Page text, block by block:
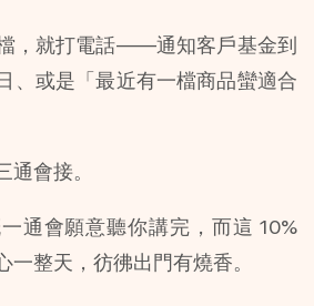
，就打電話——通知客戶基金到
、或是「最近有一檔商品蠻適合
會接。
通會願意聽你講完，而這 10%
一整天，彷彿出門有燒香。